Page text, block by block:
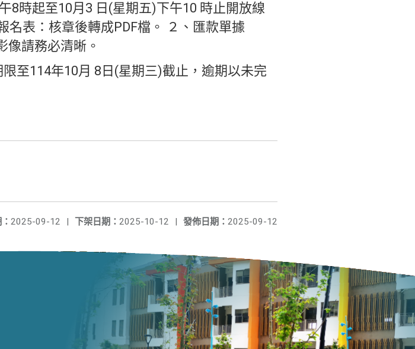
8時起至10月3 日(星期五)下午10 時止開放線
名表：核章後轉成PDF檔。 ２、匯款單據
像請務必清晰。
至114年10月 8日(星期三)截止，逾期以未完
發佈日期： 2025-09-12
下架日期： 2025-10-12 |
2025-09-12 |